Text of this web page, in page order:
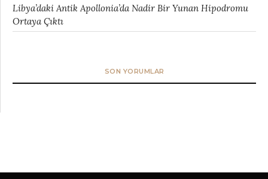
Libya’daki Antik Apollonia’da Nadir Bir Yunan Hipodromu
Ortaya Çıktı
SON YORUMLAR